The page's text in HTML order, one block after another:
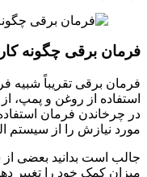
فرمان برقی چگونه
فرمان برقی تقریباً شبیه
استفاده از روغن و پمپ،
در چرخاندن فرمان
مورد نیازش را از سیستم
جالب است بدانید بعضی
میزان کمک خود را تغییر